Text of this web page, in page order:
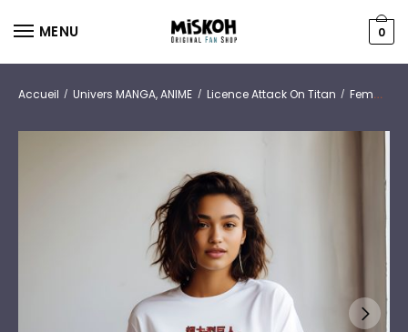
MENU 0
Accueil / Univers MANGA, ANIME / Licence Attack On Titan / Femmes